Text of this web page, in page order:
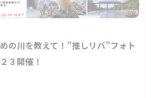
の川を教えて！”推しリバ”フォト
３開催！